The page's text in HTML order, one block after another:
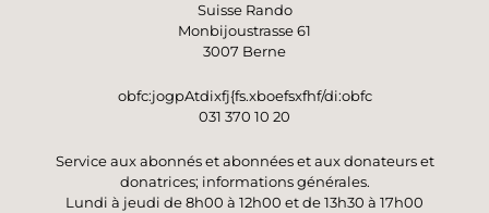
Suisse Rando
Monbijoustrasse 61
3007 Berne
obfc:jogpAtdixfj{fs.xboefsxfhf/di:obfc
031 370 10 20
Service aux abonnés et abonnées et aux donateurs et
donatrices; informations générales.
Lundi à jeudi de 8h00 à 12h00 et de 13h30 à 17h00